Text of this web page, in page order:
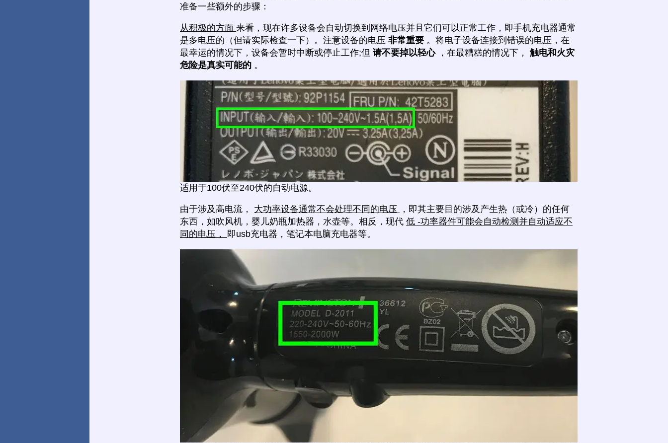
准备一些额外的步骤：
从积极的方面 来看，现在许多设备会自动切换到网络电压并且它们可以正常工作，即手机充电器通常
是多电压的（但请实际检查一下）。注意设备的电压 非常重要 。将电子设备连接到错误的电压，在
最幸运的情况下，设备会暂时中断或停止工作;但 请不要掉以轻心 ，在最糟糕的情况下， 触电和火灾
危险是真实可能的 。
适用于100伏至240伏的自动电源。
由于涉及高电流， 大功率设备通常不会处理不同的电压
，即其主要目的涉及产生热（或冷）的任何
东西，如吹风机，婴儿奶瓶加热器，水壶等。相反，现代 低 -功率器件可能会自动检测并自动适应不
同的电压， 即usb充电器，笔记本电脑充电器等。